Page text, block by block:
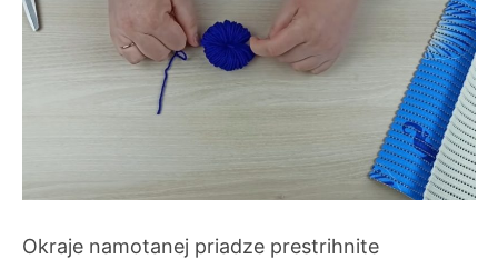
Okraje namotanej priadze prestrihnite